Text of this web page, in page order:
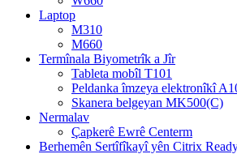
Laptop
M310
M660
Termînala Biyometrîk a Jîr
Tableta mobîl T101
Peldanka îmzeya elektronîkî
Skanera belgeyan MK500(C)
Nermalav
Çapkerê Ewrê Centerm
Berhemên Sertîfîkayî yên Citrix